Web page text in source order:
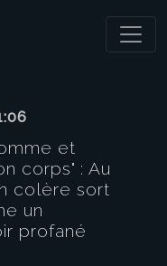
et
corps" : Au
colère sort
un
profané